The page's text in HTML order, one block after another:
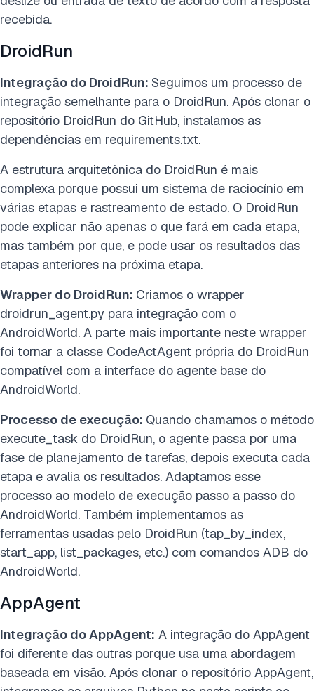
recebida.
DroidRun
Integração do DroidRun: Seguimos um processo de
integração semelhante para o DroidRun. Após clonar o
repositório DroidRun do GitHub, instalamos as
dependências em requirements.txt.
A estrutura arquitetônica do DroidRun é mais
complexa porque possui um sistema de raciocínio em
várias etapas e rastreamento de estado. O DroidRun
pode explicar não apenas o que fará em cada etapa,
mas também por que, e pode usar os resultados das
etapas anteriores na próxima etapa.
Wrapper do DroidRun: Criamos o wrapper
droidrun_agent.py para integração com o
AndroidWorld. A parte mais importante neste wrapper
foi tornar a classe CodeActAgent própria do DroidRun
compatível com a interface do agente base do
AndroidWorld.
Processo de execução: Quando chamamos o método
execute_task do DroidRun, o agente passa por uma
fase de planejamento de tarefas, depois executa cada
etapa e avalia os resultados. Adaptamos esse
processo ao modelo de execução passo a passo do
AndroidWorld. Também implementamos as
ferramentas usadas pelo DroidRun (tap_by_index,
start_app, list_packages, etc.) com comandos ADB do
AndroidWorld.
AppAgent
Integração do AppAgent: A integração do AppAgent
foi diferente das outras porque usa uma abordagem
baseada em visão. Após clonar o repositório AppAgent,